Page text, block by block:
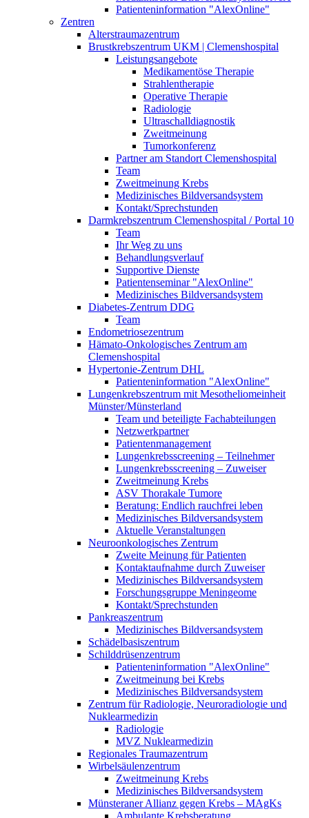
Patienteninformation "AlexOnline"
Zentren
Alterstraumazentrum
Brustkrebszentrum UKM | Clemenshospital
Leistungsangebote
Medikamentöse Therapie
Strahlentherapie
Operative Therapie
Radiologie
Ultraschalldiagnostik
Zweitmeinung
Tumorkonferenz
Partner am Standort Clemenshospital
Team
Zweitmeinung Krebs
Medizinisches Bildversandsystem
Kontakt/Sprechstunden
Darmkrebszentrum Clemenshospital / Portal 10
Team
Ihr Weg zu uns
Behandlungsverlauf
Supportive Dienste
Patientenseminar "AlexOnline"
Medizinisches Bildversandsystem
Diabetes-Zentrum DDG
Team
Endometriosezentrum
Hämato-Onkologisches Zentrum am
Clemenshospital
Hypertonie-Zentrum DHL
Patienteninformation "AlexOnline"
Lungenkrebszentrum mit Mesotheliomeinheit
Münster/Münsterland
Team und beteiligte Fachabteilungen
Netzwerkpartner
Patientenmanagement
Lungenkrebsscreening – Teilnehmer
Lungenkrebsscreening – Zuweiser
Zweitmeinung Krebs
ASV Thorakale Tumore
Beratung: Endlich rauchfrei leben
Medizinisches Bildversandsystem
Aktuelle Veranstaltungen
Neuroonkologisches Zentrum
Zweite Meinung für Patienten
Kontaktaufnahme durch Zuweiser
Medizinisches Bildversandsystem
Forschungsgruppe Meningeome
Kontakt/Sprechstunden
Pankreaszentrum
Medizinisches Bildversandsystem
Schädelbasiszentrum
Schilddrüsenzentrum
Patienteninformation "AlexOnline"
Zweitmeinung bei Krebs
Medizinisches Bildversandsystem
Zentrum für Radiologie, Neuroradiologie und
Nuklearmedizin
Radiologie
MVZ Nuklearmedizin
Regionales Traumazentrum
Wirbelsäulenzentrum
Zweitmeinung Krebs
Medizinisches Bildversandsystem
Münsteraner Allianz gegen Krebs – MAgKs
Ambulante Krebsberatung